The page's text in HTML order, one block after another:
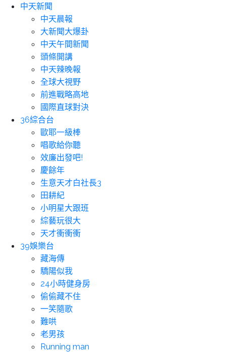
中天新聞
中天晨報
大新聞大爆卦
中天午間新聞
頭條開講
中天辣晚報
全球大視野
前進戰略高地
國際直球對決
36綜合台
歐耶一級棒
唱歌給你聽
效廉出發吧!
慶餘年
生意天才白社長3
田耕紀
小明星大跟班
綜藝玩很大
天才衝衝衝
39娛樂台
藏海傳
驕陽似我
24小時健身房
偷偷藏不住
一笑隨歌
難哄
老男孩
Running man